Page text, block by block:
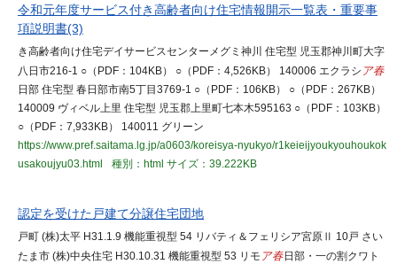
令和元年度サービス付き高齢者向け住宅情報開示一覧表・重要事
項説明書(3)
き高齢者向け住宅デイサービスセンターメグミ神川 住宅型 児玉郡神川町大字
八日市216-1 ○（PDF：104KB） ○（PDF：4,526KB） 140006 エクラシ ア春
日部 住宅型 春日部市南5丁目3769-1 ○（PDF：106KB） ○（PDF：267KB）
140009 ヴィベル上里 住宅型 児玉郡上里町七本木595163 ○（PDF：103KB）
○（PDF：7,933KB） 140011 グリーン
https://www.pref.saitama.lg.jp/a0603/koreisya-nyukyo/r1keieijyoukyouhoukok
usakoujyu03.html
種別：html サイズ：39.222KB
認定を受けた戸建て分譲住宅団地
戸町 (株)太平 H31.1.9 機能重視型 54 リバティ＆フェリシア宮原Ⅱ 10戸 さい
たま市 (株)中央住宅 H30.10.31 機能重視型 53 リモ ア春日部・一の割クワト